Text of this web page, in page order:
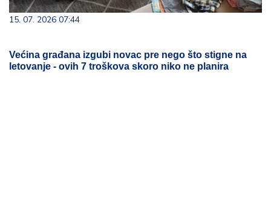
15. 07. 2026 07:44
Većina građana izgubi novac pre nego što stigne na
letovanje - ovih 7 troškova skoro niko ne planira